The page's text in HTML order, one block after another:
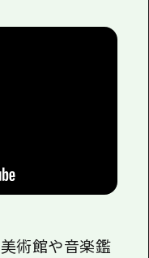
美術館や音楽鑑